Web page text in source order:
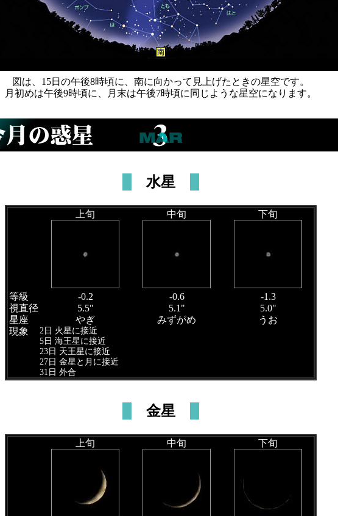
図は、15日の午後8時頃に、南に向かって見上げたときの星空です。
月初めは午後9時頃に、月末は午後7時頃に同じような星空になります。
水星
上旬 中旬 下旬
等級 -0.2 -0.6
-1.3
視直径
5.5" 5.1"
5.0"
星座
やぎ みずがめ
うお
現象
2日 火星に接近
5日 海王星に接近
23日 天王星に接近
27日 金星と月に接近
31日 外合
金星
上旬 中旬 下旬